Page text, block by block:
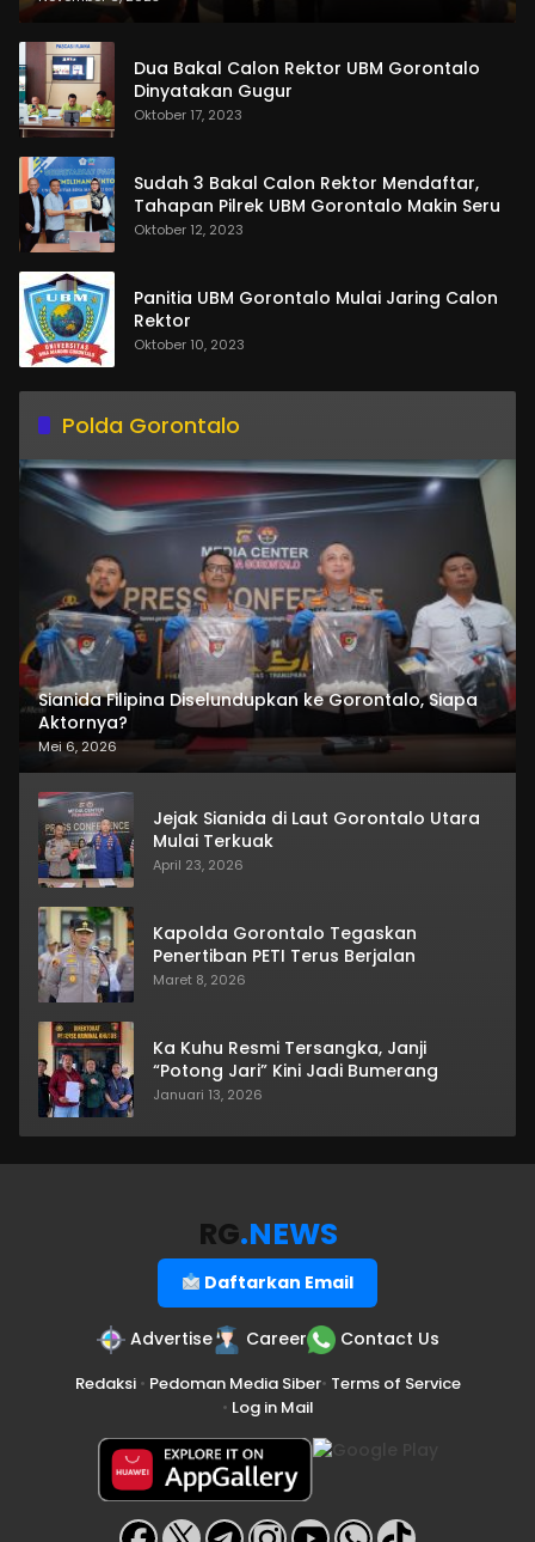
Dua Bakal Calon Rektor UBM Gorontalo
Dinyatakan Gugur
Oktober 17, 2023
Sudah 3 Bakal Calon Rektor Mendaftar,
Tahapan Pilrek UBM Gorontalo Makin Seru
Oktober 12, 2023
Panitia UBM Gorontalo Mulai Jaring Calon
Rektor
Oktober 10, 2023
Polda Gorontalo
Sianida Filipina Diselundupkan ke Gorontalo, Siapa
Aktornya?
Mei 6, 2026
Jejak Sianida di Laut Gorontalo Utara
Mulai Terkuak
April 23, 2026
Kapolda Gorontalo Tegaskan
Penertiban PETI Terus Berjalan
Maret 8, 2026
Ka Kuhu Resmi Tersangka, Janji
“Potong Jari” Kini Jadi Bumerang
Januari 13, 2026
RG.NEWS
Daftarkan Email
Advertise Career Contact Us
Redaksi• Pedoman Media Siber• Terms of Service
• Log in Mail